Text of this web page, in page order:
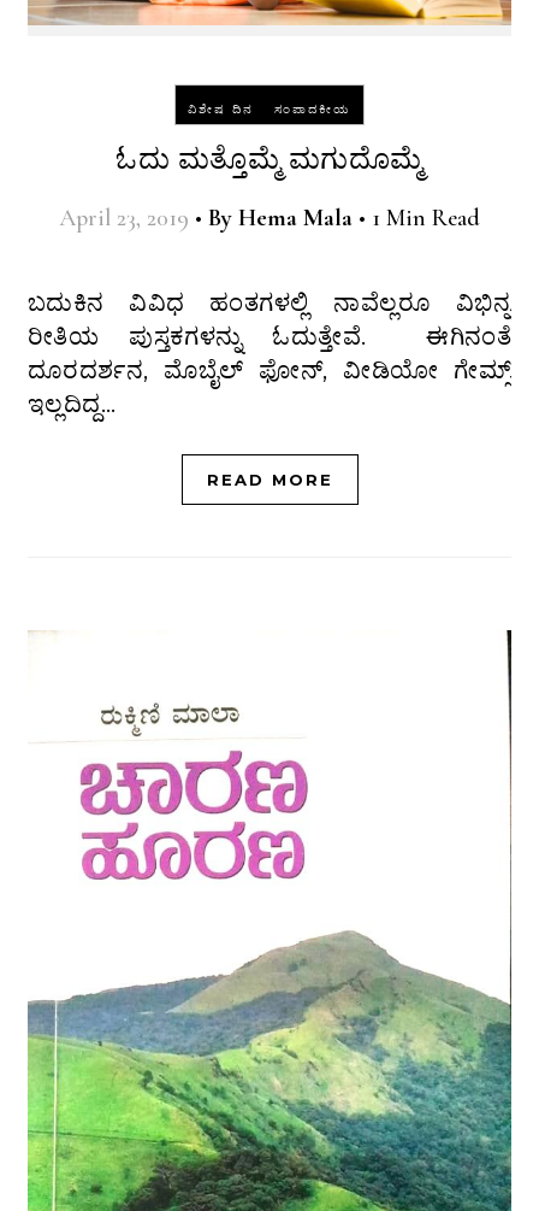
ವಿಶೇಷ ದಿನ ಸಂಪಾದಕೀಯ
ಓದು ಮತ್ತೊಮ್ಮೆ ಮಗುದೊಮ್ಮೆ
April 23, 2019 • By Hema Mala • 1 Min Read
ಬದುಕಿನ ವಿವಿಧ ಹಂತಗಳಲ್ಲಿ ನಾವೆಲ್ಲರೂ ವಿಭಿನ್ನ
ರೀತಿಯ ಪುಸ್ತಕಗಳನ್ನು ಓದುತ್ತೇವೆ. ಈಗಿನಂತೆ
ದೂರದರ್ಶನ, ಮೊಬೈಲ್ ಫೋನ್, ವೀಡಿಯೋ ಗೇಮ್ಸ್
ಇಲ್ಲದಿದ್ದ…
READ MORE